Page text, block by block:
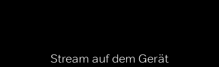
Stream auf dem Gerät